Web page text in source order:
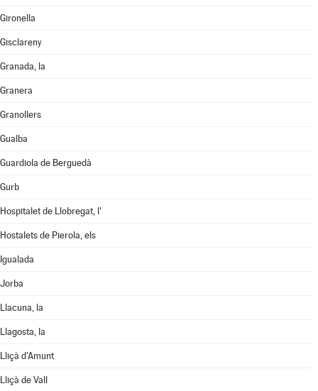
Gironella
Gisclareny
Granada, la
Granera
Granollers
Gualba
Guardiola de Berguedà
Gurb
Hospitalet de Llobregat, l'
Hostalets de Pierola, els
Igualada
Jorba
Llacuna, la
Llagosta, la
Lliçà d'Amunt
Lliçà de Vall